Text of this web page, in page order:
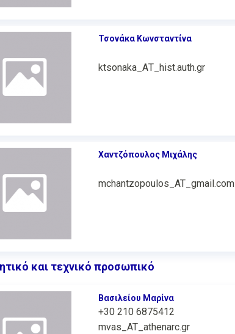
Τσονάκα Κωνσταντίνα
ktsonaka_ΑΤ_hist.auth.gr
Χαντζόπουλος Μιχάλης
mchantzopoulos_AT_gmail.com
και τεχνικό προσωπικό
Βασιλείου Μαρίνα
+30 210 6875412
mvas_AT_athenarc.gr